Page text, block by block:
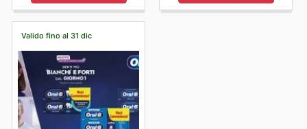
Valido fino al 31 dic